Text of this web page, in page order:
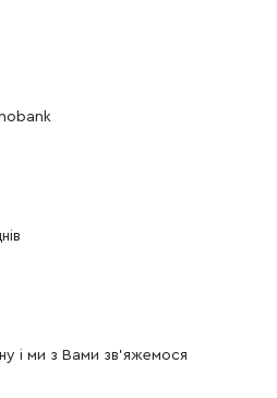
і ми з Вами зв'яжемося